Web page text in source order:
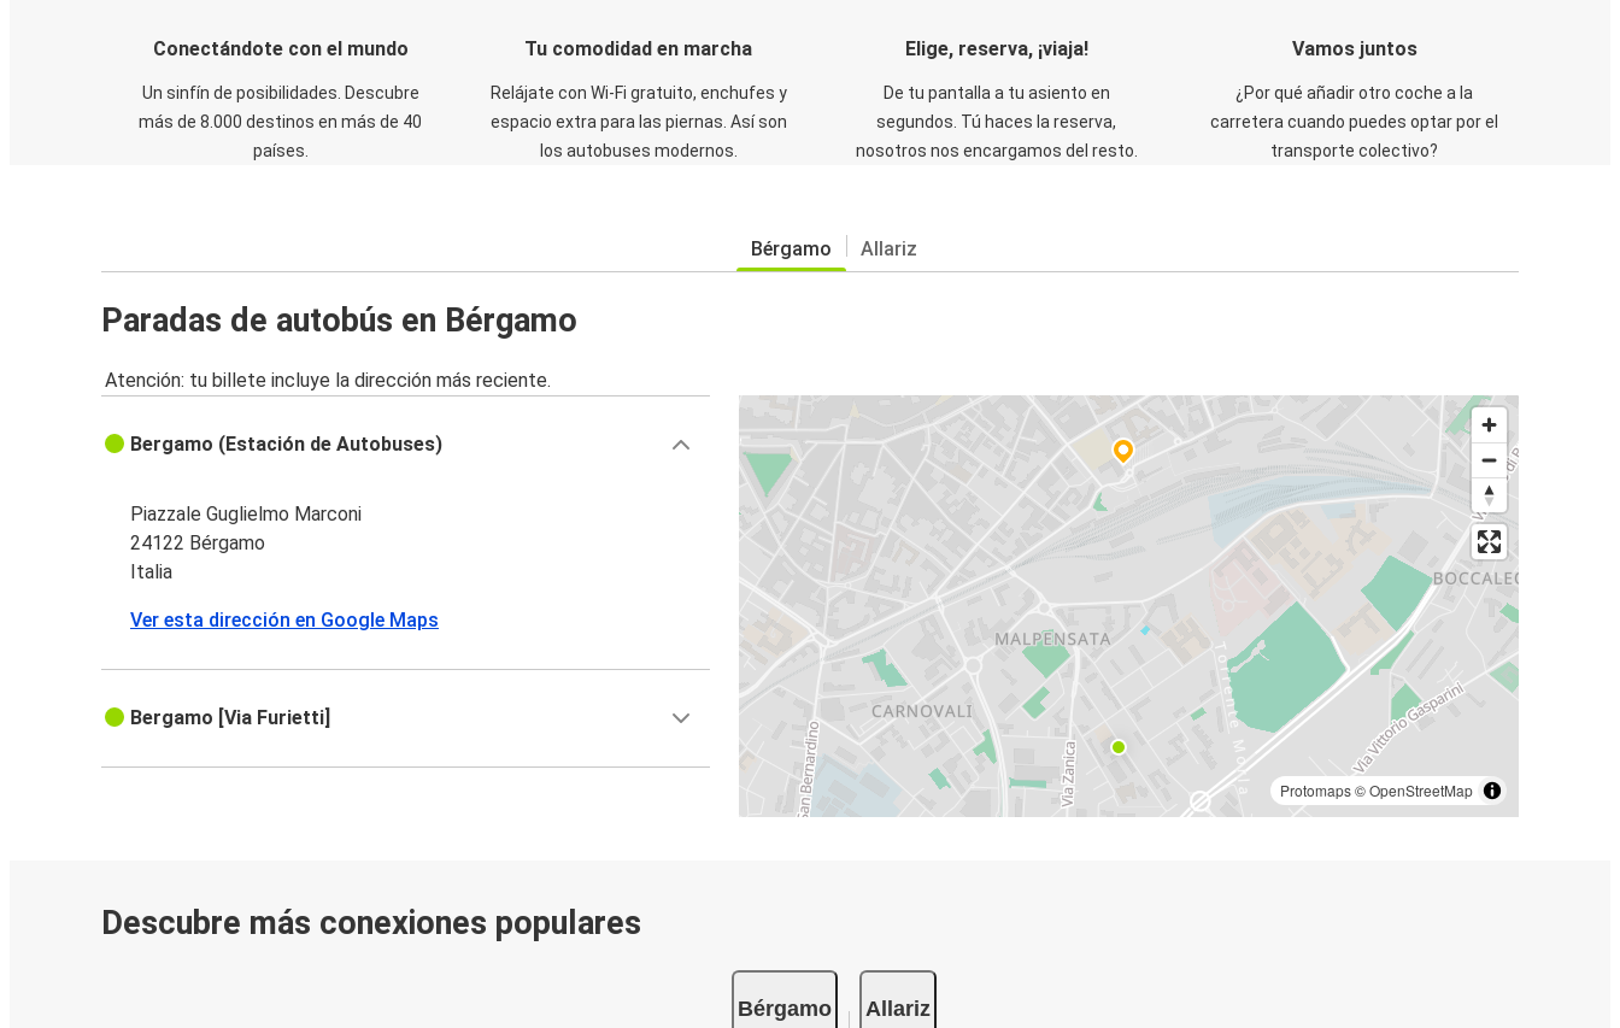
Conectándote con el mundo
Un sinfín de posibilidades. Descubre
más de 8.000 destinos en más de 40
países.
Tu comodidad en marcha
Relájate con Wi-Fi gratuito, enchufes y
espacio extra para las piernas. Así son
los autobuses modernos.
Elige, reserva, ¡viaja!
De tu pantalla a tu asiento en
segundos. Tú haces la reserva,
nosotros nos encargamos del resto.
Vamos juntos
¿Por qué añadir otro coche a la
carretera cuando puedes optar por el
transporte colectivo?
Bérgamo Allariz
Paradas de autobús en Bérgamo
Atención: tu billete incluye la dirección más reciente.
Protomaps©OpenStreetMap
Bergamo (Estación de Autobuses)
Piazzale Guglielmo Marconi
24122 Bérgamo
Italia
Ver esta dirección en Google Maps
Bergamo [Via Furietti]
Descubre más conexiones populares
Bérgamo Allariz